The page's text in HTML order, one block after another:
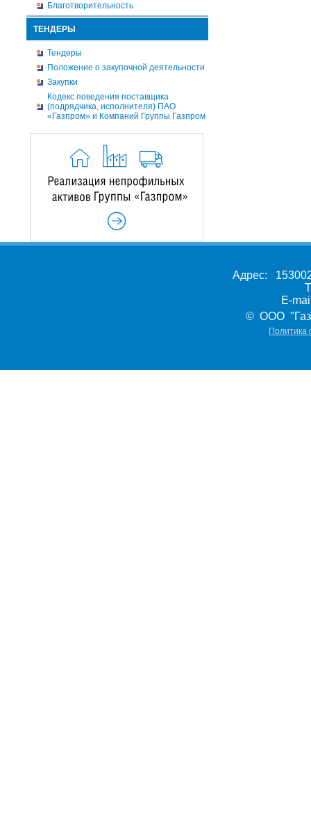
Благотворительность
ТЕНДЕРЫ
Тендеры
Положение о закупочной деятельности
Закупки
Кодекс поведения поставщика
(подрядчика, исполнителя) ПАО
«Газпром» и Компаний Группы Газпром
Адрес:
E-
© ООО
Политика